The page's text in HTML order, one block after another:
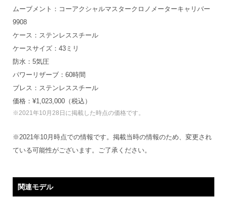
ムーブメント：コーアクシャルマスタークロノメーターキャリバー
9908
ケース：ステンレススチール
ケースサイズ：43ミリ
防水：5気圧
パワーリザーブ：60時間
ブレス：ステンレススチール
価格：¥1,023,000（税込）
※2021年10月28日に掲載した時点の価格です。
※2021年10月時点での情報です。掲載当時の情報のため、変更され
ている可能性がございます。ご了承ください。
関連モデル